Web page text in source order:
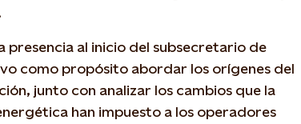
presencia al inicio del subsecretario de
como propósito abordar los orígenes del
junto con analizar los cambios que la
han impuesto a los operadores